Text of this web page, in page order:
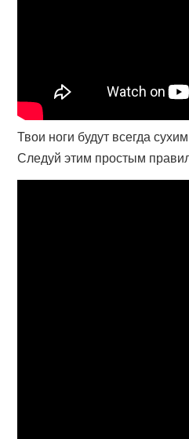
Твои ноги будут всегда
Следуй этим простым